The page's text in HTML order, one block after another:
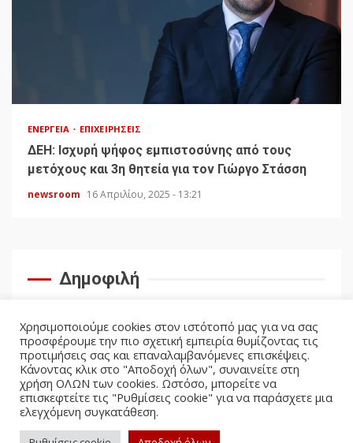
ΕΝΈΡΓΕΙΑ ΕΠΙΧΕΙΡΉΣΕΙΣ
ΔΕΗ: Ισχυρή ψήφος εμπιστοσύνης από τους
μετόχους και 3η θητεία για τον Γιώργο Στάσση
newsroom 16 Απριλίου, 2025 - 13:21
Δημοφιλή
Χρησιμοποιούμε cookies στον ιστότοπό μας για να σας
προσφέρουμε την πιο σχετική εμπειρία θυμίζοντας τις
προτιμήσεις σας και επαναλαμβανόμενες επισκέψεις.
Κάνοντας κλικ στο "Αποδοχή όλων", συναινείτε στη
χρήση ΟΛΩΝ των cookies. Ωστόσο, μπορείτε να
επισκεφτείτε τις "Ρυθμίσεις cookie" για να παράσχετε μια
ελεγχόμενη συγκατάθεση.